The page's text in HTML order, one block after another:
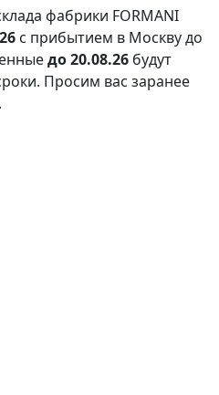
фабрики FORMANI
с прибытием в Москву до
до 20.08.26 будут
Просим вас заранее